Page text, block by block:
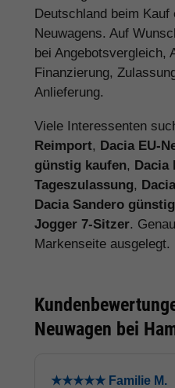
Deutschland beim Kauf
Neuwagens. Auf
bei Angebotsvergleich,
Finanzierung,
Anlieferung.
Viele Interessenten
Reimport, Dacia EU-
günstig kaufen, Dacia
Tageszulassung,
Dacia Sandero
Jogger 7-Sitzer.
Markenseite ausgelegt.
Neuwagen bei
★★★★★ Familie M.